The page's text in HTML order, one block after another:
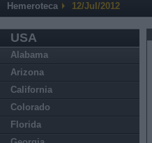
Hemeroteca 12/Jul/2012
USA
Alabama
Arizona
California
Colorado
Florida